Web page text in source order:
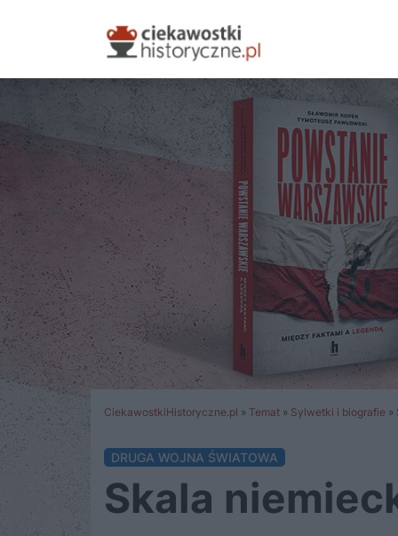
CiekawostkiHistoryczne.pl » Temat » Sylwetki i biografie »
DRUGA WOJNA ŚWIATOWA
Skala